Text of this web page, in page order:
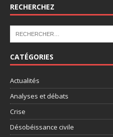
RECHERCHEZ
CATÉGORIES
Actualités
Analyses et débats
Crise
Désobéissance civile